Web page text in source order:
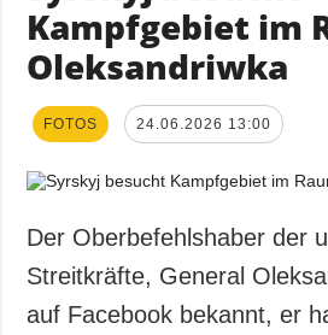
Kampfgebiet im
Oleksandriwka
FOTOS 24.06.2026 13:00
Der Oberbefehlshaber der
Streitkräfte, General
auf Facebook bekannt, er